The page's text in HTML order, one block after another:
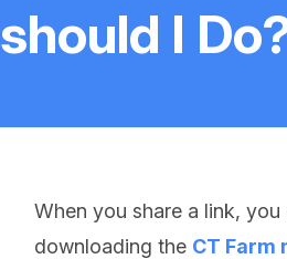
should I
When you share a link,
downloading the CT Farm